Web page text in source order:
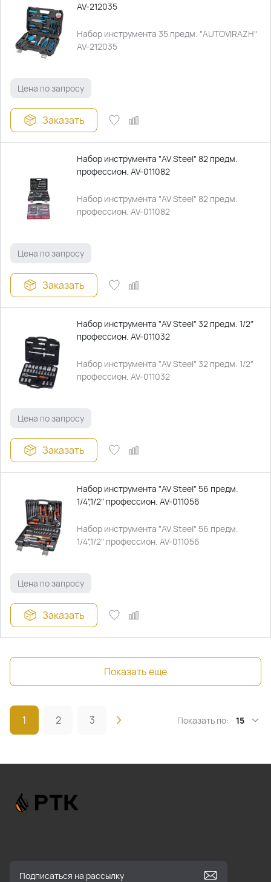
AV-212035
Набор инструмента 35 предм. "AUTOVIRAZH"
AV-212035
Цена по запросу
Заказать
Набор инструмента "AV Steel" 82 предм.
профессион. AV-011082
Набор инструмента "AV Steel" 82 предм.
профессион. AV-011082
Цена по запросу
Заказать
Набор инструмента "AV Steel" 32 предм. 1/2"
профессион. AV-011032
Набор инструмента "AV Steel" 32 предм. 1/2"
профессион. AV-011032
Цена по запросу
Заказать
Набор инструмента "AV Steel" 56 предм.
1/4",1/2" профессион. AV-011056
Набор инструмента "AV Steel" 56 предм.
1/4",1/2" профессион. AV-011056
Цена по запросу
Заказать
Показать еще
1 2 3 Показать по: 15